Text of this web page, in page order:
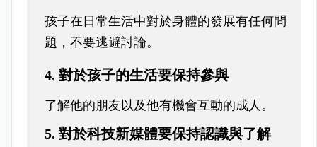
孩子在日常生活中對於身體的發展有任何問
題，不要逃避討論。
4. 對於孩子的生活要保持參與
了解他的朋友以及他有機會互動的成人。
5. 對於科技新媒體要保持認識與了解